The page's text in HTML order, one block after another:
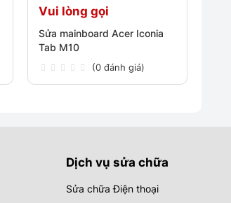
Vui lòng gọi
Sửa mainboard Acer Iconia
Tab M10
(0 đánh giá)
Dịch vụ sửa chữa
Sửa chữa Điện thoại